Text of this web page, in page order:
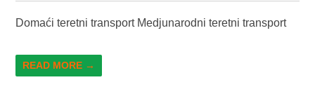
Domaći teretni transport Medjunarodni teretni transport
READ MORE →